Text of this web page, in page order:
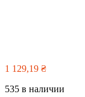
1 129,19 ₴
535 в наличии